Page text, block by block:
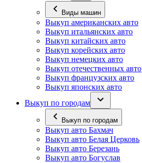
Виды машин
Выкуп американских авто
Выкуп итальянских авто
Выкуп китайских авто
Выкуп корейских авто
Выкуп немецких авто
Выкуп отечественных авто
Выкуп французских авто
Выкуп японских авто
Выкуп по городам
Выкуп по городам
Выкуп авто Бахмач
Выкуп авто Белая Церковь
Выкуп авто Березань
Выкуп авто Богуслав